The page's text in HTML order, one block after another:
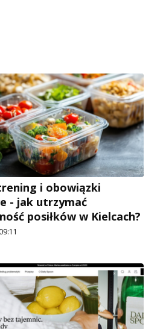
i obowiązki
- jak utrzymać
posiłków w Kielcach?